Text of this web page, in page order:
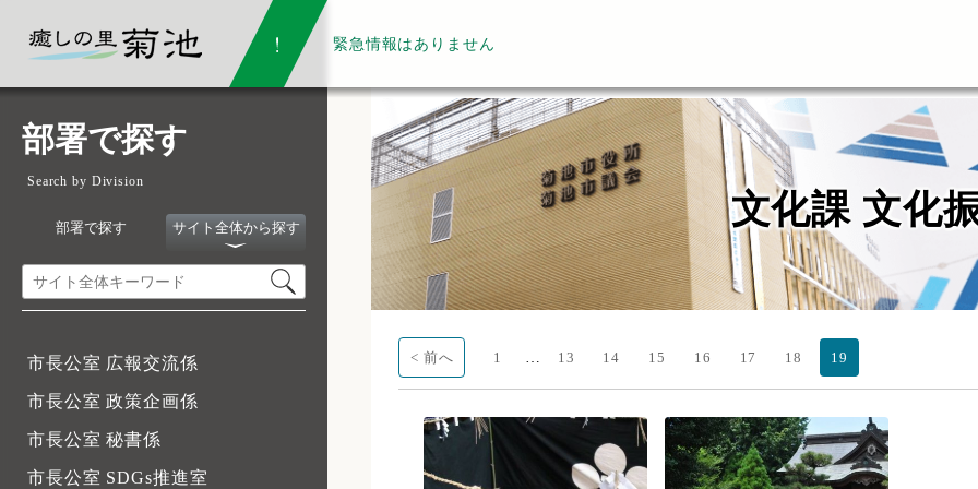
緊急情報はありません
部署で探す
Search by Division
部署で探す サイト全体から探す
市長公室 広報交流係
市長公室 政策企画係
市長公室 秘書係
市長公室 SDGs推進室
文化課 文化
< 前へ 1 13 14 15 16 17 18 19